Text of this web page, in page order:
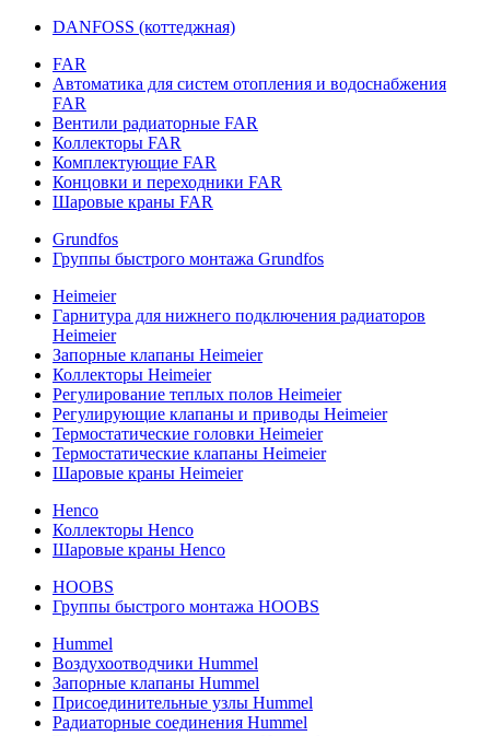
DANFOSS (коттеджная)
FAR
Автоматика для систем отопления и водоснабжения
FAR
Вентили радиаторные FAR
Коллекторы FAR
Комплектующие FAR
Концовки и переходники FAR
Шаровые краны FAR
Grundfos
Группы быстрого монтажа Grundfos
Heimeier
Гарнитура для нижнего подключения радиаторов
Heimeier
Запорные клапаны Heimeier
Коллекторы Heimeier
Регулирование теплых полов Heimeier
Регулирующие клапаны и приводы Heimeier
Термостатические головки Heimeier
Термостатические клапаны Heimeier
Шаровые краны Heimeier
Henco
Коллекторы Henco
Шаровые краны Henco
HOOBS
Группы быстрого монтажа HOOBS
Hummel
Воздухоотводчики Hummel
Запорные клапаны Hummel
Присоединительные узлы Hummel
Радиаторные соединения Hummel